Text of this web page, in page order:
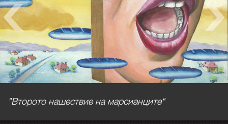
"Второто нашествие на марсианците"